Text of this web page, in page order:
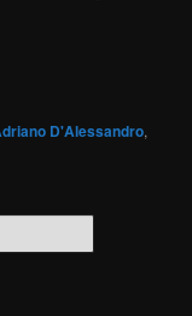
D'Alessandro,